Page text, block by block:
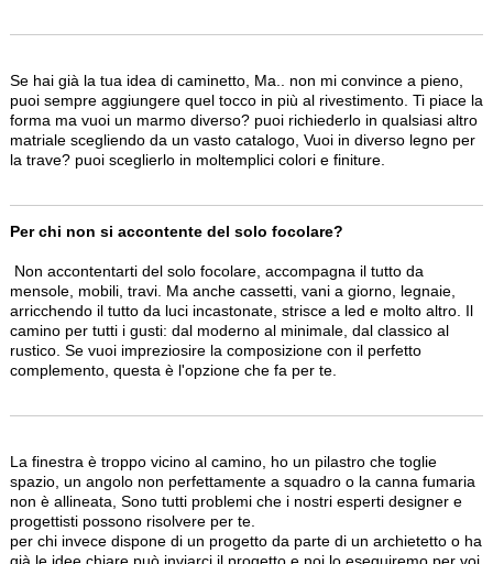
Se hai già la tua idea di caminetto, Ma.. non mi convince a pieno,
puoi sempre aggiungere quel tocco in più al rivestimento. Ti piace la
forma ma vuoi un marmo diverso? puoi richiederlo in qualsiasi altro
matriale scegliendo da un vasto catalogo, Vuoi in diverso legno per
la trave? puoi sceglierlo in moltemplici colori e finiture.
Per chi non si accontente del solo focolare?
Non accontentarti del solo focolare, accompagna il tutto da
mensole, mobili, travi. Ma anche cassetti, vani a giorno, legnaie,
arricchendo il tutto da luci incastonate, strisce a led e molto altro. Il
camino per tutti i gusti: dal moderno al minimale, dal classico al
rustico. Se vuoi impreziosire la composizione con il perfetto
complemento, questa è l'opzione che fa per te.
La finestra è troppo vicino al camino, ho un pilastro che toglie
spazio, un angolo non perfettamente a squadro o la canna fumaria
non è allineata, Sono tutti problemi che i nostri esperti designer e
progettisti possono risolvere per te.
per chi invece dispone di un progetto da parte di un archietetto o ha